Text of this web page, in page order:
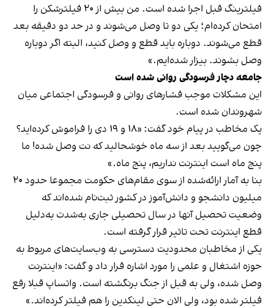
فیلترینگ قبل اجرا شده است. من بیش از ۲۰ فیلترشکن را
امتحان کرده‌ام؛ یکی دو تا وصل می‌شوند و در حد دو دقیقه بعد
قطع می‌شوند. دوباره باید قطع و وصل کنید، البته اگر دوباره
وصل بشوند. بیزار شده‌ایم.»
جامعه دچار فرسودگی روانی شده است
این مشکلات موجب فشارهای روانی و فرسودگی اجتماعی میان
شهروندان شده است.
یک مخاطب در پیام خود گفت: «۱۸ و ۱۹ دی را فراموش کرده‌اید؟
چون می‌گویید بعد از سه ماه خوشحالید که نت وصل شده! ما
پنج ماه است اینترنت نداریم، پنج ماه.»
بنا به آمار ارائه‌شده از سوی مقام‌های حکومت مجموعا حدود ۲۰
میلیون دانشجو و دانش‌آموز در کشور ثبت‌نام شده‌اند که
وضعیت تحصیل آنها در سال تحصیلی جاری به‌شدت به‌دلیل
قطع اینترنت تحت تاثیر قرار گرفته است.
یکی از مخاطبان محدودیت دسترسی به وب‌سایت‌های مربوط به
حوزه اشتغال و علمی را مورد اشاره قرار داد و گفت: «اینترنت
وصل شده، ولی به قبل از جنگ برنگشته است. واتساپ قبلا رفع
فیلتر شده بود، ولی الان حتی لینکدین را هم فیلتر کرده‌اند.»